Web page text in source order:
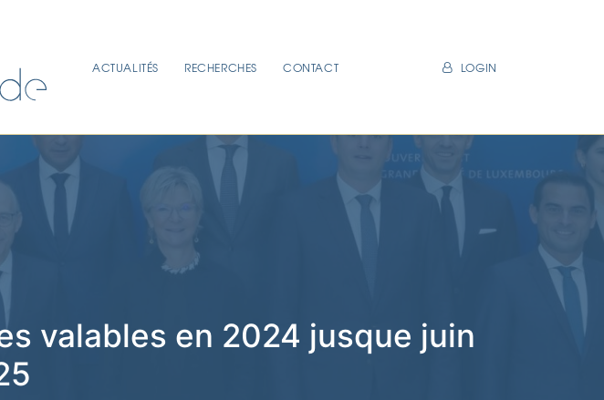
LOGIN
ACTUALITÉS RECHERCHES CONTACT
valables en 2024 jusque juin